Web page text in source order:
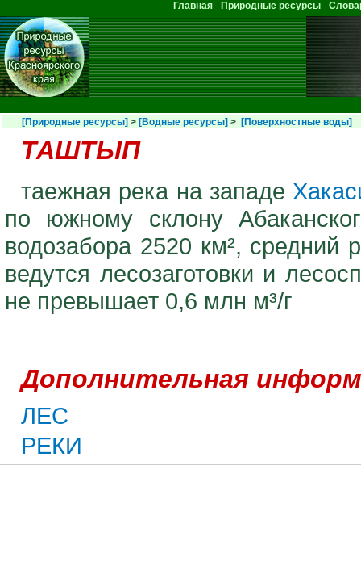
Главное меню
Главная Природные ресурсы
[Природные ресурсы] > [Водные ресурсы] > [Поверхностные воды]
ТАШТЫП
таежная река на западе
по южному склону
водозабора 2520 км², средний
ведутся лесозаготовки и
не превышает 0,6 млн м³/г
Дополнительная
ЛЕС
РЕКИ